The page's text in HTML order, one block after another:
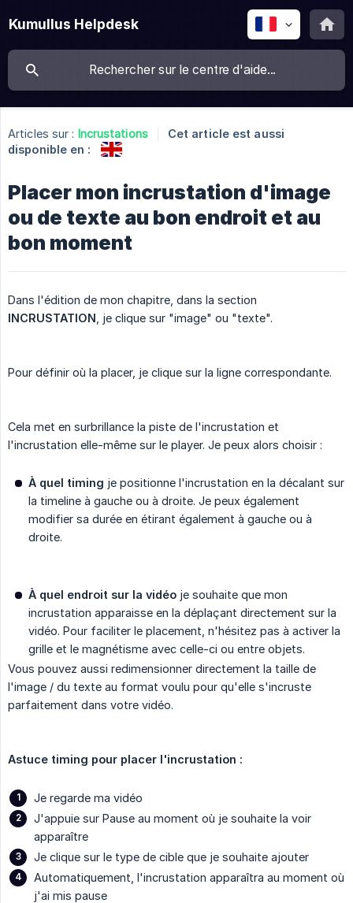
Kumullus Helpdesk
Articles sur : Incrustations
Cet article est aussi
disponible en :
Placer mon incrustation d'image
ou de texte au bon endroit et au
bon moment
Dans l'édition de mon chapitre, dans la section
INCRUSTATION , je clique sur "image" ou "texte".
Pour définir où la placer, je clique sur la ligne correspondante.
Cela met en surbrillance la piste de l'incrustation et
l'incrustation elle-même sur le player. Je peux alors choisir :
À quel timing je positionne l'incrustation en la décalant sur
la timeline à gauche ou à droite. Je peux également
modifier sa durée en étirant également à gauche ou à
droite.
À quel endroit sur la vidéo je souhaite que mon
incrustation apparaisse en la déplaçant directement sur la
vidéo. Pour faciliter le placement, n'hésitez pas à activer la
grille et le magnétisme avec celle-ci ou entre objets.
Vous pouvez aussi redimensionner directement la taille de
l'image / du texte au format voulu pour qu'elle s'incruste
parfaitement dans votre vidéo.
Astuce timing pour placer l'incrustation :
Je regarde ma vidéo
J'appuie sur Pause au moment où je souhaite la voir
apparaître
Je clique sur le type de cible que je souhaite ajouter
Automatiquement, l'incrustation apparaîtra au moment où
j'ai mis pause